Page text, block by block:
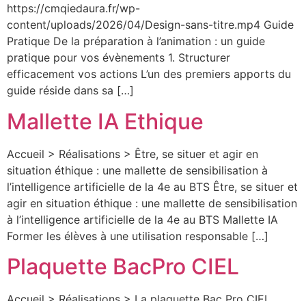
https://cmqiedaura.fr/wp-
content/uploads/2026/04/Design-sans-titre.mp4 Guide
Pratique De la préparation à l’animation : un guide
pratique pour vos évènements 1. Structurer
efficacement vos actions L’un des premiers apports du
guide réside dans sa […]
Mallette IA Ethique
Accueil > Réalisations > Être, se situer et agir en
situation éthique : une mallette de sensibilisation à
l’intelligence artificielle de la 4e au BTS Être, se situer et
agir en situation éthique : une mallette de sensibilisation
à l’intelligence artificielle de la 4e au BTS Mallette IA
Former les élèves à une utilisation responsable […]
Plaquette BacPro CIEL